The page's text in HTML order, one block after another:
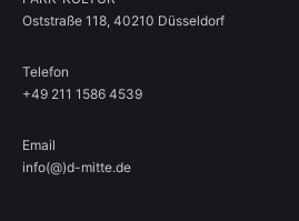
Oststraße 118, 40210 Düsseldorf
Telefon
+49 211 1586 4539
Email
info(@)d-mitte.de